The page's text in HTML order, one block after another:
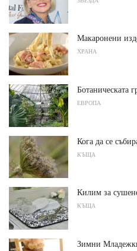
Макаронени
ХРАНА
Ботаническата
ЕВРОПА
Кога да се
КЪЩА
Килим за
КЪЩА
Зимни